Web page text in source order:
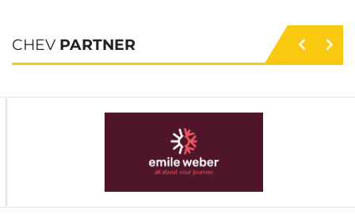
CHEV PARTNER